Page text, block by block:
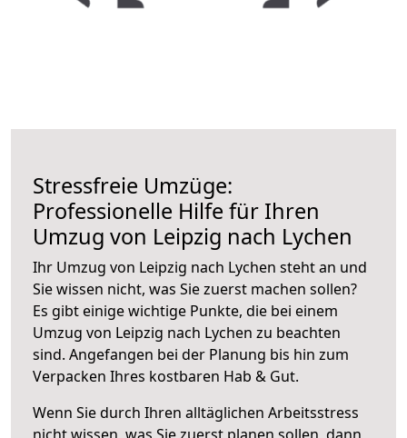
Stressfreie Umzüge:
Professionelle Hilfe für Ihren
Umzug von Leipzig nach Lychen
Ihr Umzug von Leipzig nach Lychen steht an und
Sie wissen nicht, was Sie zuerst machen sollen?
Es gibt einige wichtige Punkte, die bei einem
Umzug von Leipzig nach Lychen zu beachten
sind. Angefangen bei der Planung bis hin zum
Verpacken Ihres kostbaren Hab & Gut.
Wenn Sie durch Ihren alltäglichen Arbeitsstress